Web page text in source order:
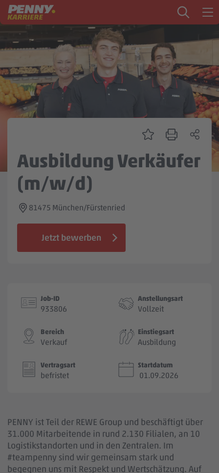
Zum Inhalt springen
Startseite
PENNY als Arbeitgeber
Ausbildung
Zentrale & Vertrieb
Mein Kandidat:innenprofil
Jobbörse
Ausbildung Verkäufer
(m/w/d)
81475 München/Fürstenried
Jetzt bewerben
Job-ID
933806
Anstellungsart
Vollzeit
Bereich
Verkauf
Einstiegsart
Ausbildung
Vertragsart
befristet
Startdatum
01.09.2026
PENNY ist Teil der REWE Group und beschäftigt über
31.000 Mitarbeitende in rund 2.130 Filialen, an 10
Logistikstandorten und in den Zentralen. Im
#teampenny sind wir gemeinsam stark und
begegnen uns mit Respekt und Wertschätzung. Auf